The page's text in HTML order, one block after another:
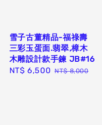
雪子古董精品-福祿壽
三彩玉蛋面.翡翠,樟木
木雕設計款手鍊 JB#16
Sale
NT$ 6,500 Regular
NT$ 8,000